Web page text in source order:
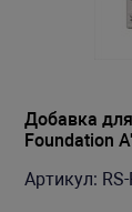
Добавка
Foundation
Артикул: